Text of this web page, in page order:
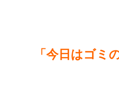
「今日はゴミ